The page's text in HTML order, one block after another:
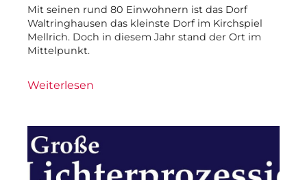
Mit seinen rund 80 Einwohnern ist das Dorf
Waltringhausen das kleinste Dorf im Kirchspiel
Mellrich. Doch in diesem Jahr stand der Ort im
Mittelpunkt.
Weiterlesen